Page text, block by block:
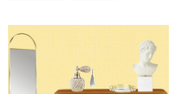
#6월호 아이템
#가구
#아이템